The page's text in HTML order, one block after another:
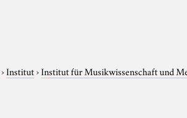
›Institut›Institut für Musikwissenschaft und